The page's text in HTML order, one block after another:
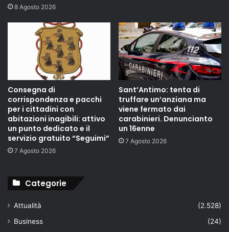
8 Agosto 2026
Consegna di
corrispondenza e pacchi
per i cittadini con
abitazioni inagibili: attivo
un punto dedicato e il
servizio gratuito “Seguimi”
7 Agosto 2026
Sant’Antimo: tenta di
truffare un’anziana ma
viene fermato dai
carabinieri. Denuncianto
un 16enne
7 Agosto 2026
Categorie
Attualità
(2.528)
Business
(24)